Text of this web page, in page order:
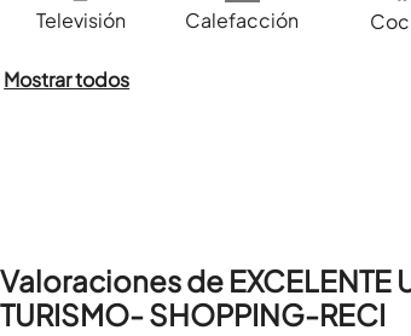
Televisión Calefacción
Mostrar todos
Valoraciones de EXCELENTE
TURISMO- SHOPPING-RECI